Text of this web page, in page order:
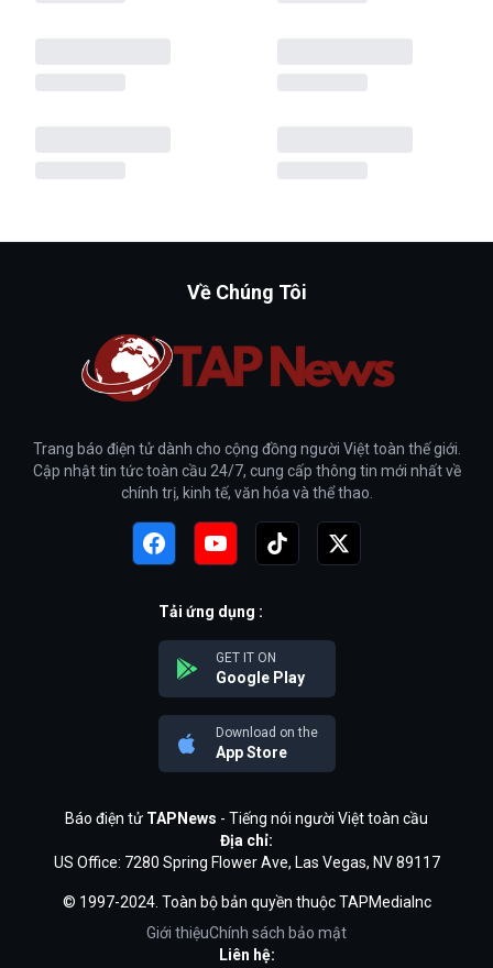
Về Chúng Tôi
Trang báo điện tử dành cho cộng đồng người Việt toàn thế giới.
Cập nhật tin tức toàn cầu 24/7, cung cấp thông tin mới nhất về
chính trị, kinh tế, văn hóa và thể thao.
Tải ứng dụng :
GET IT ON
Google Play
Download on the
App Store
Báo điện tử TAPNews - Tiếng nói người Việt toàn cầu
Địa chỉ:
US Office: 7280 Spring Flower Ave, Las Vegas, NV 89117
© 1997-2024. Toàn bộ bản quyền thuộc TAPMediaInc
Giới thiệuChính sách bảo mật
Liên hệ: